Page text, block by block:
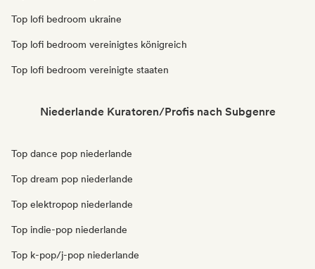
Top lofi bedroom ukraine
Top lofi bedroom vereinigtes königreich
Top lofi bedroom vereinigte staaten
Niederlande Kuratoren/Profis nach Subgenre
Top dance pop niederlande
Top dream pop niederlande
Top elektropop niederlande
Top indie-pop niederlande
Top k-pop/j-pop niederlande